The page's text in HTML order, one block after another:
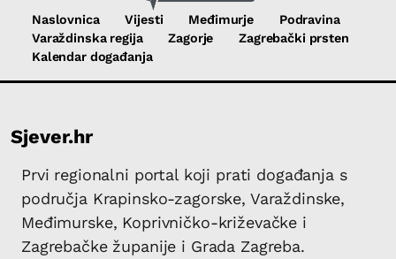
Naslovnica Vijesti Međimurje
Podravina
Varaždinska regija
Zagorje
Zagrebački prsten
Kalendar događanja
Sjever.hr
Prvi regionalni portal koji prati događanja s
područja Krapinsko-zagorske, Varaždinske,
Međimurske, Koprivničko-križevačke i
Zagrebačke županije i Grada Zagreba.